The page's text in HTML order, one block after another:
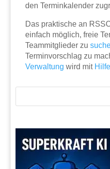
den Terminkalender
Das praktische an
einfach möglich, freie
Teammitglieder zu
Terminvorschlag zu
Verwaltung wird mit Hilfe